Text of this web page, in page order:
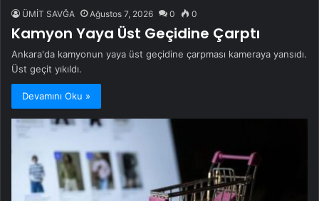
ÜMİT SAVĞA Ağustos 7, 2026 0 0
Kamyon Yaya Üst Geçidine Çarptı
Ankara'da kamyonun yaya üst geçidine çarpması kameraya yansıdı.
Üst geçit yıkıldı.
Devamını Oku »